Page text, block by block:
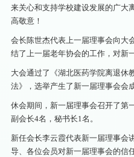
来关心和支持学校建设发展的广大
高敬意！
会长陈世杰代表上一届理事会向大
结了上一届老年协会的工作，对新
大会通过了《湖北医药学院离退休
法》，选举产生了新一届理事会会成
休会期间，新一届理事会召开了第
副会长4名，秘书长1名。
新任会长李云霞代表新一届理事会
导、各位会员对新一届理事会的信